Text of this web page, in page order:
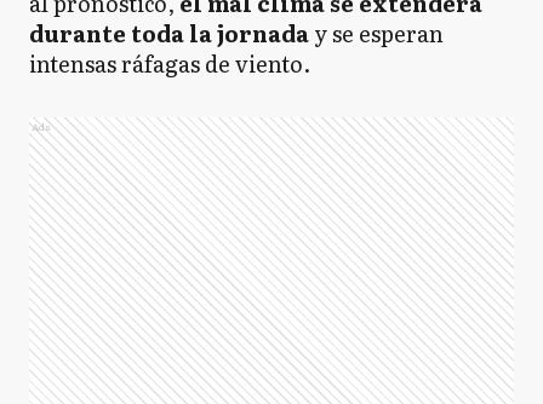
durante toda la jornaday se esperan
intensas ráfagas de viento.
Ads